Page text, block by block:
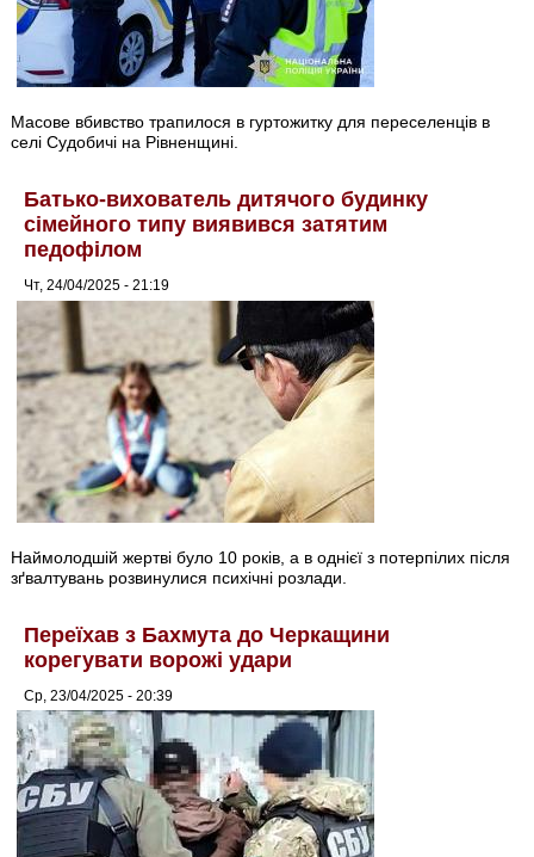
Масове вбивство трапилося в гуртожитку для переселенців в
селі Судобичі на Рівненщині.
Батько-вихователь дитячого будинку
сімейного типу виявився затятим
педофілом
Чт, 24/04/2025 - 21:19
Наймолодшій жертві було 10 років, а в однієї з потерпілих після
зґвалтувань розвинулися психічні розлади.
Переїхав з Бахмута до Черкащини
корегувати ворожі удари
Ср, 23/04/2025 - 20:39